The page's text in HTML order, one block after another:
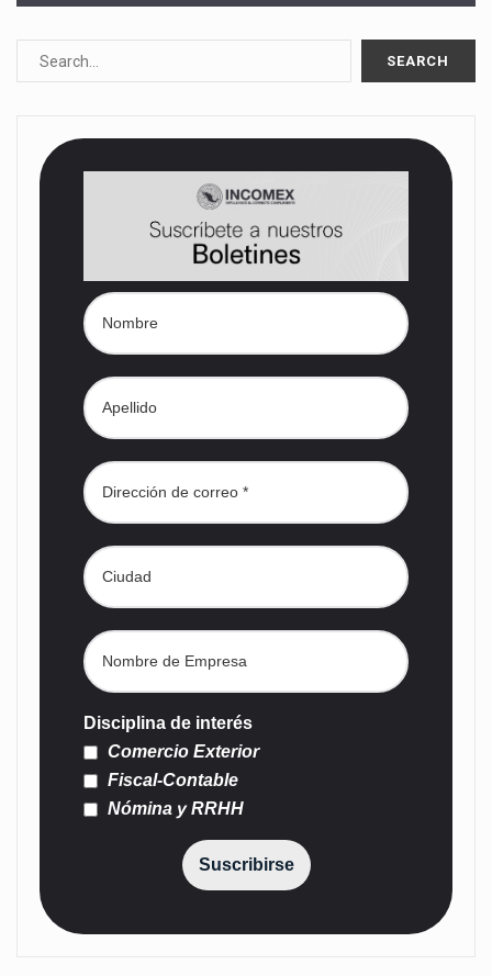
Disciplina de interés
Comercio Exterior
Fiscal-Contable
Nómina y RRHH
Suscribirse